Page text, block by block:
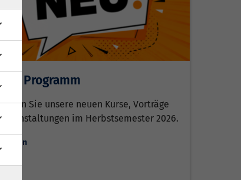
im Programm
Sie unsere neuen Kurse, Vorträge
Veranstaltungen im Herbstsemester 2026.